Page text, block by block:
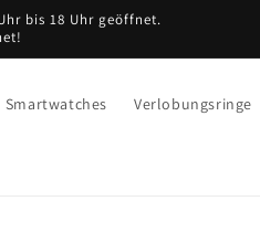
bis 18 Uhr geöffnet.
Smartwatches Verlobungsringe